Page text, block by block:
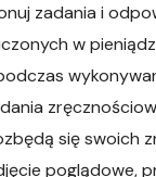
zadania i
w
się swoich
poglądowe,